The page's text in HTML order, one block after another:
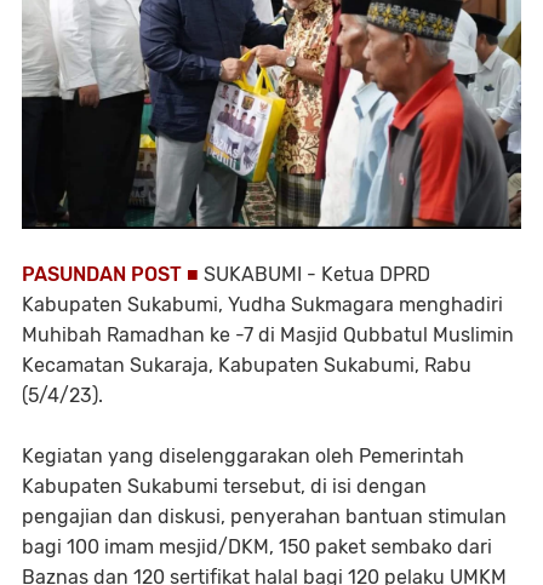
PASUNDAN POST ■ SUKABUMI - Ketua DPRD
Kabupaten Sukabumi, Yudha Sukmagara menghadiri
Muhibah Ramadhan ke -7 di Masjid Qubbatul Muslimin
Kecamatan Sukaraja, Kabupaten Sukabumi, Rabu
(5/4/23).
Kegiatan yang diselenggarakan oleh Pemerintah
Kabupaten Sukabumi tersebut, di isi dengan
pengajian dan diskusi, penyerahan bantuan stimulan
bagi 100 imam mesjid/DKM, 150 paket sembako dari
Baznas dan 120 sertifikat halal bagi 120 pelaku UMKM